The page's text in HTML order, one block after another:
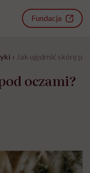
Fundacja
› Jak ujędrnić skórę
oczami?